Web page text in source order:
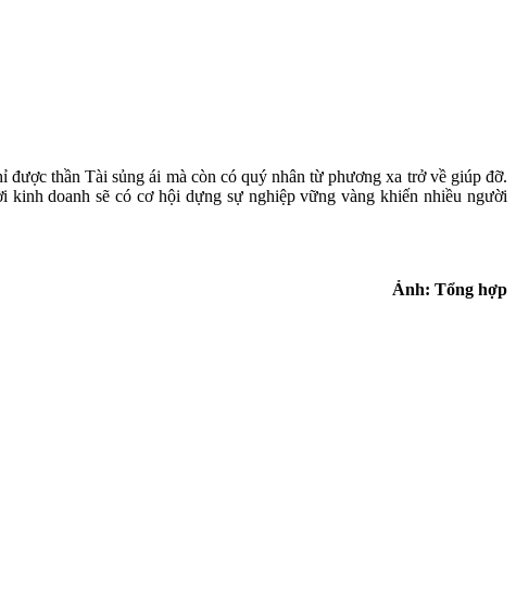
thần Tài sủng ái mà còn có quý nhân từ phương xa trở về giúp đỡ.
doanh sẽ có cơ hội dựng sự nghiệp vững vàng khiến nhiều người
Ảnh: Tổng hợp